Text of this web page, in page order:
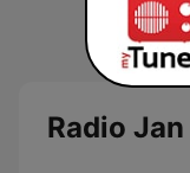
Radio Jan